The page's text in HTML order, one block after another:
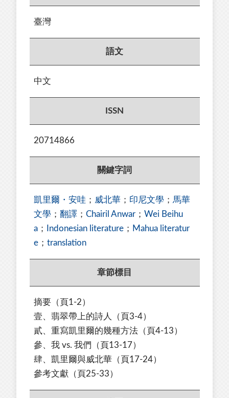
臺灣
語文
中文
ISSN
20714866
關鍵字詞
凱里爾・安哇 ； 威北華 ； 印尼文學 ； 馬華
文學 ； 翻譯 ； Chairil Anwar ； Wei Beihu
a ； Indonesian literature ； Mahua literatur
e ； translation
章節標目
摘要（頁1-2）
壹、翡翠帶上的詩人（頁3-4）
貳、重寫凱里爾的幾種方法（頁4-13）
參、我 vs. 我們（頁13-17）
肆、凱里爾與威北華（頁17-24）
參考文獻（頁25-33）